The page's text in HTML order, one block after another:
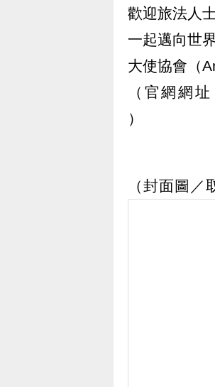
歡迎旅法人
一起邁向世
大使協會（
（官網網址
）
（封面圖／